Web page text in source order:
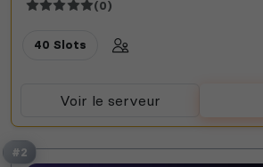
(0)
40 Slots
Voir le serveur
#2